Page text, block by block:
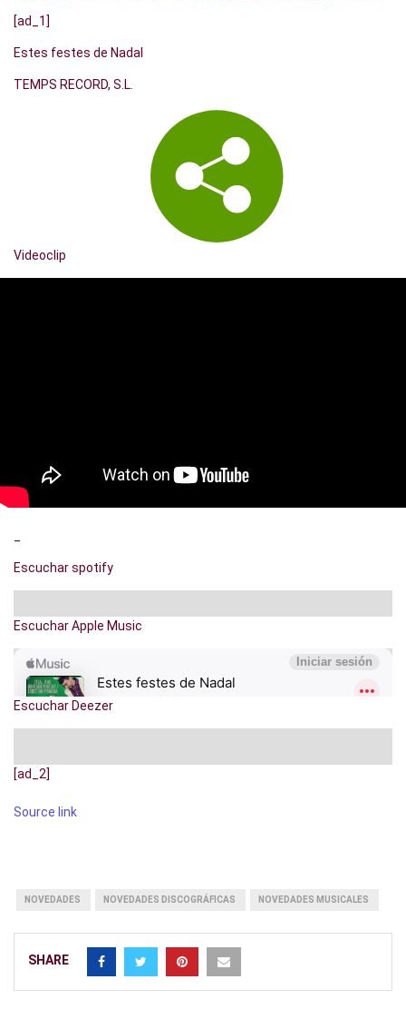
[ad_1]
Estes festes de Nadal
TEMPS RECORD, S.L.
Videoclip
Escuchar spotify
Escuchar Apple Music
Escuchar Deezer
[ad_2]
Source link
NOVEDADES NOVEDADES DISCOGRÁFICAS NOVEDADES MUSICALES
SHARE